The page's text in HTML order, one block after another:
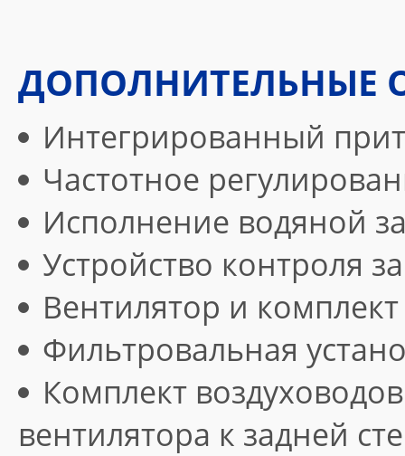
ДОПОЛНИТЕЛЬНЫЕ
Интегрированный
Частотное
Исполнение водяной
Устройство контроля
Вентилятор и
Фильтровальная
Комплект
вентилятора к задней